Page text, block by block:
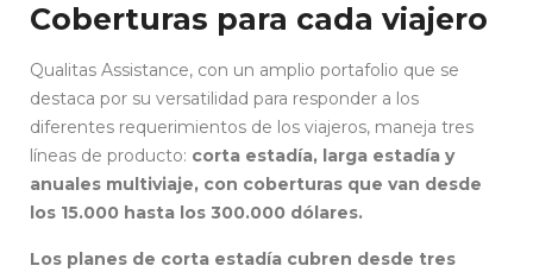
Coberturas para cada viajero
Qualitas Assistance, con un amplio portafolio que se
destaca por su versatilidad para responder a los
diferentes requerimientos de los viajeros, maneja tres
líneas de producto: corta estadía, larga estadía y
anuales multiviaje, con coberturas que van desde
los 15.000 hasta los 300.000 dólares.
Los planes de corta estadía cubren desde tres